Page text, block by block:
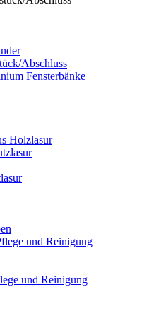
Abschluss
Fensterbänke
Holzlasur
und Reinigung
und Reinigung